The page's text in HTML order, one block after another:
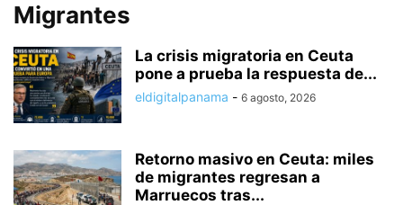
Migrantes
La crisis migratoria en Ceuta
pone a prueba la respuesta de...
eldigitalpanama - 6 agosto, 2026
Retorno masivo en Ceuta: miles
de migrantes regresan a
Marruecos tras...